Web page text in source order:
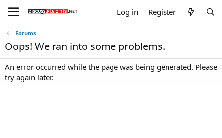
Log in Register
Forums
Oops! We ran into some problems.
An error occurred while the page was being generated. Please
try again later.